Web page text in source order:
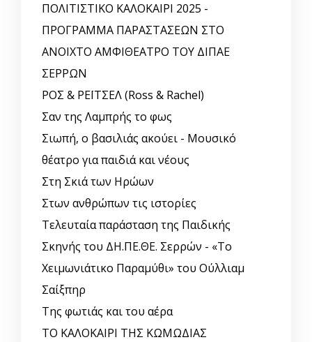
ΠΟΛΙΤΙΣΤΙΚΟ ΚΑΛΟΚΑΙΡΙ 2025 -
ΠΡΟΓΡΑΜΜΑ ΠΑΡΑΣΤΑΣΕΩΝ ΣΤΟ
ΑΝΟΙΧΤΟ ΑΜΦΙΘΕΑΤΡΟ ΤΟΥ ΔΙΠΑΕ
ΣΕΡΡΩΝ
ΡΟΣ & ΡΕΪΤΣΕΛ (Ross & Rachel)
Σαν της Λαμπρής το φως
Σιωπή, ο βασιλιάς ακούει - Μουσικό
θέατρο για παιδιά και νέους
Στη Σκιά των Ηρώων
Στων ανθρώπων τις ιστορίες
Τελευταία παράσταση της Παιδικής
Σκηνής του ΔΗ.ΠΕ.ΘΕ. Σερρών - «Το
Χειμωνιάτικο Παραμύθι» του Ούλλιαμ
Σαίξπηρ
Της φωτιάς και του αέρα
ΤΟ ΚΑΛΟΚΑΙΡΙ ΤΗΣ ΚΩΜΩΔΙΑΣ